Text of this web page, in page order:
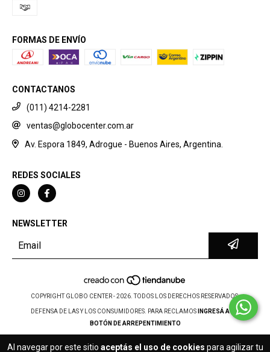
Al navegar por este sitio aceptás el uso de cookies para agilizar tu
FORMAS DE ENVÍO
CONTACTANOS
(011) 4214-2281
ventas@globocenter.com.ar
Av. Espora 1849, Adrogue - Buenos Aires, Argentina.
REDES SOCIALES
NEWSLETTER
COPYRIGHT GLOBO CENTER - 2026. TODOS LOS DERECHOS RESERVADOS.
DEFENSA DE LAS Y LOS CONSUMIDORES. PARA RECLAMOS
INGRESÁ ACÁ.
BOTÓN DE ARREPENTIMIENTO